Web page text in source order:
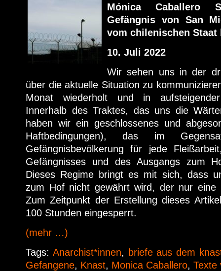
Mónica Caballero
Gefängnis von San
vom chilenischen
10. Juli 2022
Wir sehen uns in der
über die aktuelle Situation zu
Monat wiederholt und in
Innerhalb des Traktes, das uns die
haben wir ein geschlossenes und
Haftbedingungen), das im
Gefängnisbevölkerung für jede
Gefängnisses und des Ausgangs zum
Dieses Regime bringt es mit sich, dass
zum Hof nicht gewährt wird, der nur eine
Zum Zeitpunkt der Erstellung dieses
100 Stunden eingesperrt.
(mehr …)
Tags: Anarchist*innen, briefe aus dem
Gefangene, Knast, Monica Caballero, Texte